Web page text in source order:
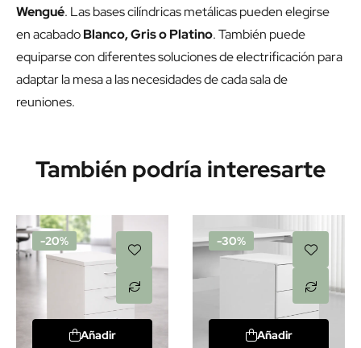
Wengué. Las bases cilíndricas metálicas pueden elegirse
en acabadoBlanco, Gris o Platino. También puede
equiparse con diferentes soluciones de electrificación para
adaptar la mesa a las necesidades de cada sala de
reuniones.
También podría interesarte
-20%
Añadir
-30%
Añadir